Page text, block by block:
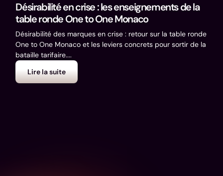
Désirabilité en crise : les enseignements de la
table ronde One to One Monaco
Désirabilité des marques en crise : retour sur la table ronde
One to One Monaco et les leviers concrets pour sortir de la
bataille tarifaire....
Lire la suite